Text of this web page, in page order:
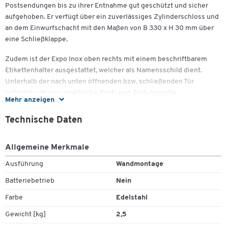
Mehr anzeigen
Postsendungen bis zu ihrer Entnahme gut geschützt und sicher
aufgehoben. Er verfügt über ein zuverlässiges Zylinderschloss und
an dem Einwurfschacht mit den Maßen von B 330 x H 30 mm über
eine Schließklappe.
Zudem ist der Expo Inox oben rechts mit einem beschriftbarem
Etikettenhalter ausgestattet, welcher als Namensschild dient.
Unterhalb der nach unten öffnenden bzw. schließenden Tür
befindet sich eine praktische Post- und Zeitungsrolle.
Edelstahl bestehenden Briefkastens Expo Inox von Rottner
2,5 kg.
Er ist für die Wandmontage geeignet – das Befestigungsmaterial,
ein Namensschild sowie zwei Schlüssel sind im Lieferumfang
Technische Daten
Allgemeine Merkmale
Ausführung Wandmontage
Batteriebetrieb Nein
Farbe Edelstahl
Gewicht [kg] 2,5
Zum Zoomen doppeltippen